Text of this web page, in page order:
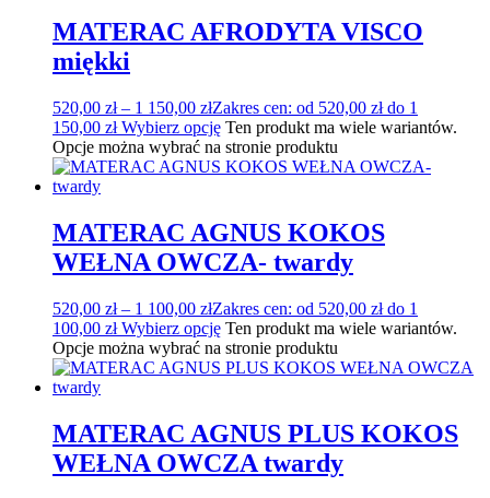
MATERAC AFRODYTA VISCO
miękki
520,00 zł – 1 150,00 złZakres cen: od 520,00 zł do 1
150,00 zł Wybierz opcję Ten produkt ma wiele wariantów.
Opcje można wybrać na stronie produktu
MATERAC AGNUS KOKOS
WEŁNA OWCZA- twardy
520,00 zł – 1 100,00 złZakres cen: od 520,00 zł do 1
100,00 zł Wybierz opcję Ten produkt ma wiele wariantów.
Opcje można wybrać na stronie produktu
MATERAC AGNUS PLUS KOKOS
WEŁNA OWCZA twardy